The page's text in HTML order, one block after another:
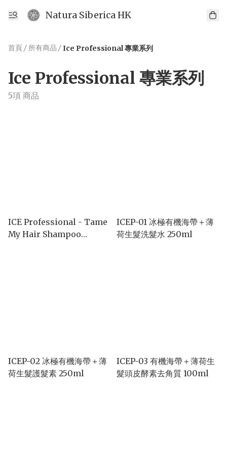
Natura Siberica HK
首頁/ 所有商品 /Ice Professional 專業系列
Ice Professional 專業系列
5項 商品
ICE Professional - Tame
My Hair Shampoo
ICEP-01 冰極有機海帶＋薄
荷生髮洗髮水 250ml
ICEP-02 冰極有機海帶＋薄
荷生髮護髮素 250ml
ICEP-03 有機海帶＋薄荷生
髮頭皮酵素去角質 100ml